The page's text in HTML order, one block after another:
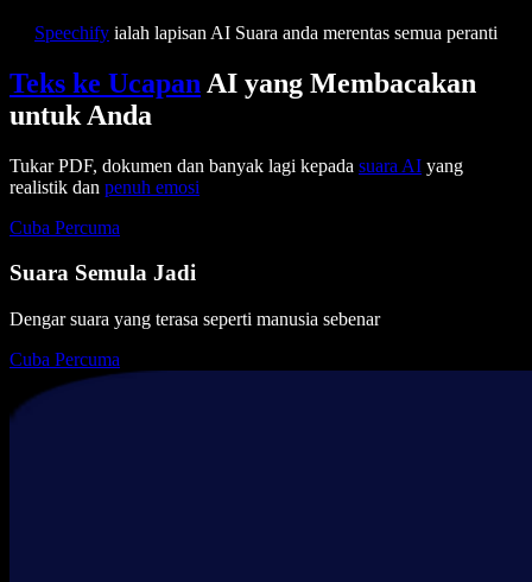
Speechify ialah lapisan AI Suara anda merentas semua peranti
Teks ke Ucapan AI yang Membacakan
untuk Anda
Tukar PDF, dokumen dan banyak lagi kepada suara AI yang
realistik dan penuh emosi
Cuba Percuma
Suara Semula Jadi
Dengar suara yang terasa seperti manusia sebenar
Cuba Percuma